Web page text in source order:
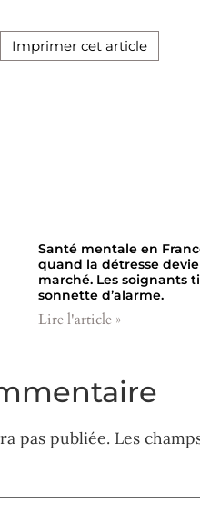
Imprimer cet article
Santé mentale en
quand la détresse
marché. Les soignants
sonnette d’alarme.
Lire l'article »
pas publiée. Les